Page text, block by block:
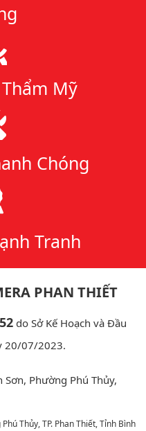
Mỹ
Chóng
Tranh
PHAN THIẾT
do Sở Kế Hoạch và Đầu
20/07/2023.
Sơn, Phường Phú Thủy,
Thủy, TP. Phan Thiết, Tỉnh Bình